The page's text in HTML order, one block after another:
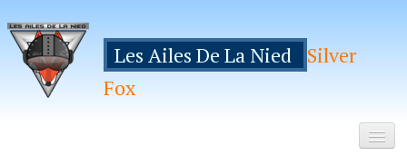
Les Ailes De La Nied
Silver
Fox